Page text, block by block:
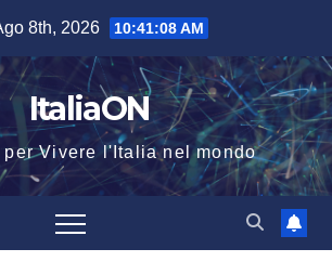
8th, 2026 10:41:08 AM
ItaliaON
per Vivere l'Italia nel mondo